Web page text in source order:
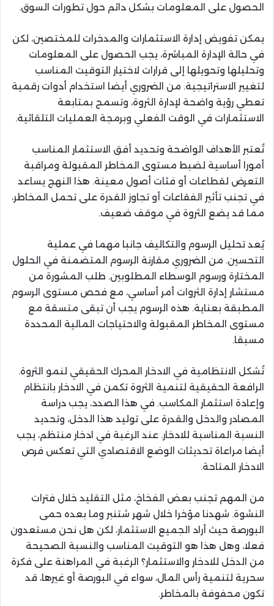
الحصول على المعلومات بشكل دائم حول تطورات السوق.
يمكن تفويض إدارة الاستثمارات والمدخرات للمختصين، لكن
في حالة الإدارة المباشرة، يجب الحصول على المعلومات
وتحليلها وتحويلها إلى قرارات لاختيار التوقيت المناسب
لتغيير الاستراتيجية. من الضروري أيضا استخدام أدوات رقمية
تعطي رؤية واضحة لإدارة الثروة، وتسمح بمتابعة
الاستثمارات في الوقت الفعلي وبرمجة العمليات التلقائية.
تُعتبر الأهداف الواضحة وتحديد أفق الاستثمار المناسب
أمورا أساسية لضبط مستوى المخاطر المقبولة ومراقبة
التعرض لقطاعات أو فئات أصول معينة. هذا النهج يساعد
في تجنب تأثير الفقاعات أو تجاوز القدرة على تحمل المخاطر،
مما قد يضع الثروة في موقف ضعيف.
يُعد تحليل الرسوم والتكاليف جانبا مهما في عملية
التحسين. من الضروري مقارنة الرسوم المتضمنة في الحلول
المختارة ورسوم الوسطاء المطلوبين. طلب المشورة من
مستشار إدارة الثروات أمر أساسي، مع فحص مستوى الرسوم
المطبقة بعناية. هذه الرسوم يجب أن تبقى متسقة مع
مستوى المخاطر المقبولة والاحتياجات المالية المحددة
مسبقا.
تُشكل الانتظامية في الادخار المحرك الحقيقي لنمو الثروة.
الرافعة الحقيقية لتنمية الثروة تكمن في الادخار بانتظام
وإعادة استثمار المكاسب. في هذا الصدد، يجب دراسة
المصادر والدخل والقدرة على توليد هذا الدخل، وتحديد
النسبة المناسبة للادخار. عند الرغبة في ادخار منتظم، يجب
أيضا مراعاة تحديثات الوضع الاقتصادي التي تعكس فرص
الادخار المتاحة.
من المهم تجنب بعض الفخاخ، مثل التقليد خلال فترات
النشوة. شهدنا مؤخرا خلال شهر شتنبر وما بعده حمى
البورصة حيث أراد الجميع الاستثمار، لكن هل نحن مستعدون
فعلا، وهل هذا هو التوقيت المناسب والنسبة الصحيحة
من الدخل للادخار والاستثمار؟ الرغبة في المراهنة على فكرة
سحرية لتنمية رأس المال، سواء في البورصة أو غيرها، قد
تكون محفوفة بالمخاطر.